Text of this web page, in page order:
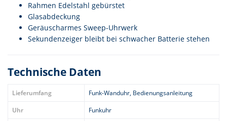
Rahmen Edelstahl gebürstet
Glasabdeckung
Geräuscharmes Sweep-Uhrwerk
Sekundenzeiger bleibt bei schwacher Batterie stehen
Technische Daten
Lieferumfang
Funk-Wanduhr, Bedienungsanleitung
Uhr
Funkuhr